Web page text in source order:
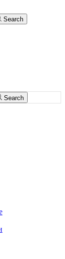
Search
Search